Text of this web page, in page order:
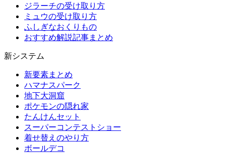
ジラーチの受け取り方
ミュウの受け取り方
ふしぎなおくりもの
おすすめ解説記事まとめ
新システム
新要素まとめ
ハマナスパーク
地下大洞窟
ポケモンの隠れ家
たんけんセット
スーパーコンテストショー
着せ替えのやり方
ボールデコ